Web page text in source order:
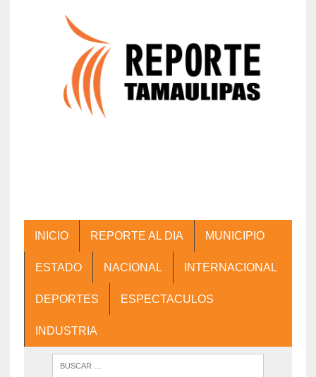
INICIO REPORTE AL DIA MUNICIPIO
ESTADO NACIONAL INTERNACIONAL
DEPORTES ESPECTACULOS
INDUSTRIA